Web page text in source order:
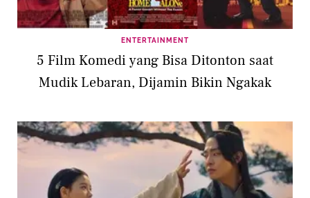
ENTERTAINMENT
5 Film Komedi yang Bisa Ditonton saat
Mudik Lebaran, Dijamin Bikin Ngakak